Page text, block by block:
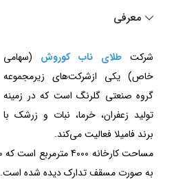
معرفی
شرکت طلای ناب کوروش (سهامی
خاص) یکی ازشرکت‌های زیرمجموعه
گروه صنعتی گلرنگ است که در زمینه
تولید زعفران، خرما، نبات و زرشک با
برند فامیلا فعالیت می‌کند.
به صورت مسقف تدارک دیده شده است.